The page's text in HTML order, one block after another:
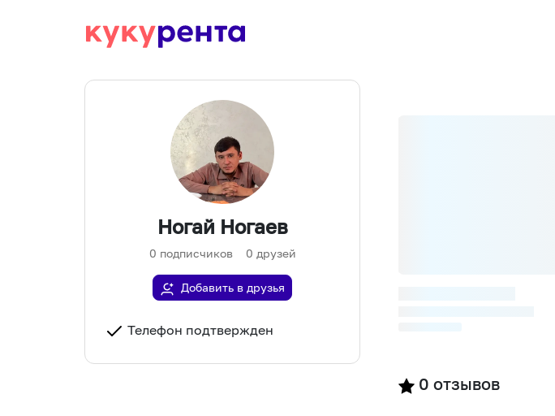
Ногай Ногаев
0 подписчиков 0 друзей
Добавить в друзья
Телефон подтвержден
0 отзывов